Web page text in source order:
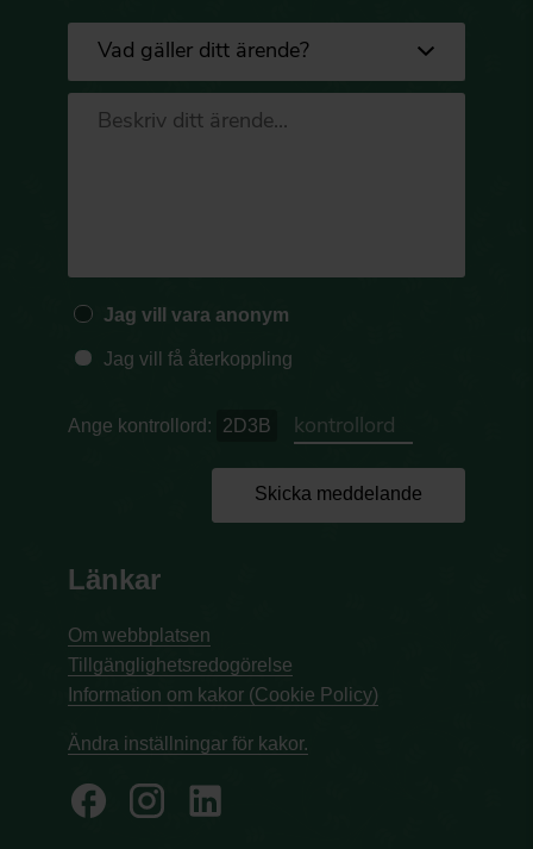
Jag vill vara anonym
Jag vill få återkoppling
Ange kontrollord: 2D3B
Skicka meddelande
Länkar
Om webbplatsen
Tillgänglighetsredogörelse
Information om kakor (Cookie Policy)
Ändra inställningar för kakor.
facebook